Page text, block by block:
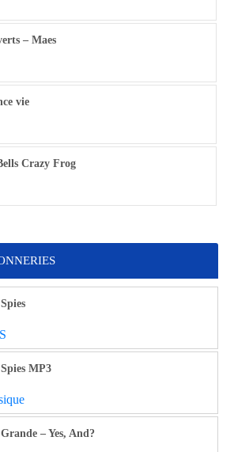
– Maes
vie
Crazy Frog
MP3
– Yes, And?